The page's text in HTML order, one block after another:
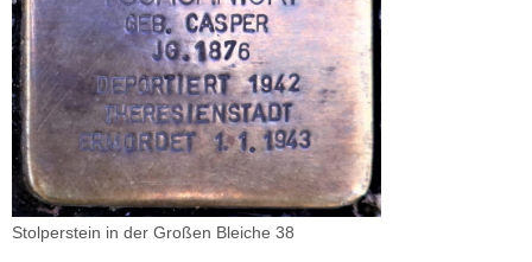
Stolperstein in der Großen Bleiche 38